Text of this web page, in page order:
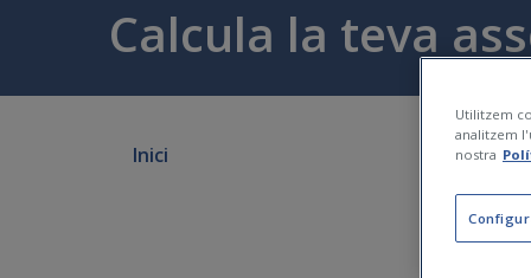
Calcula la teva
Inici
Utilitzem
analitzem
nostra